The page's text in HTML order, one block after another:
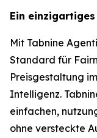
Ein
Mit Tabnine
Standard für
Preisgestaltung
Intelligenz.
einfachen,
ohne versteckte